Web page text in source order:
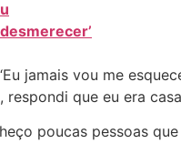
jamais vou me
que eu era
poucas pessoas